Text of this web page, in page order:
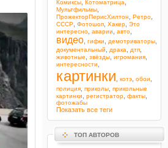
Комиксы Котоматрица
Мультфильмы
ПрожекторПерисХилтон Ретро
СССР Фотошоп Хакер Это
интересно аварии авто
видео гифки демотриваторы
документальный драка дтп
животные звёзды игромания
интересности
картинки котэ обои
полиция приколы прикольные
картинки
регистратор факты
фотожабы
Показать все теги
ТОП АВТОРОВ